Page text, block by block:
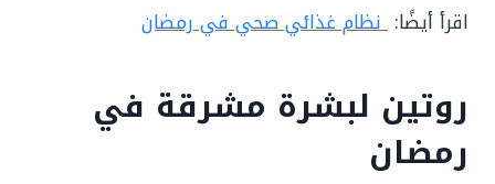
اقرأ أيضًا: نظام غذائي صحي في رمضان
روتين لبشرة مشرقة في
رمضان